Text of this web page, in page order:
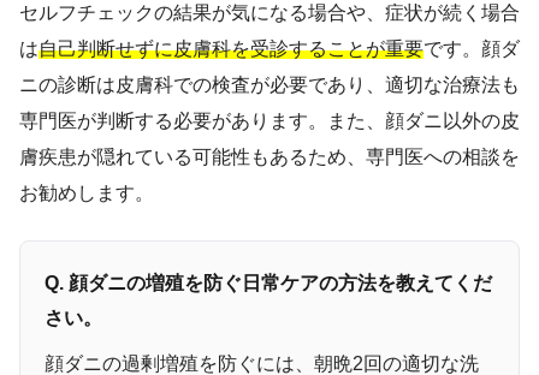
セルフチェックの結果が気になる場合や、症状が続く場合
は自己判断せずに皮膚科を受診することが重要です。顔ダ
ニの診断は皮膚科での検査が必要であり、適切な治療法も
専門医が判断する必要があります。また、顔ダニ以外の皮
膚疾患が隠れている可能性もあるため、専門医への相談を
お勧めします。
Q. 顔ダニの増殖を防ぐ日常ケアの方法を教えてくだ
さい。
顔ダニの過剰増殖を防ぐには、朝晩2回の適切な洗